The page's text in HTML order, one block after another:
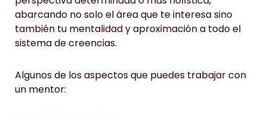
abarcando no solo el área que te interesa sino
también tu mentalidad y aproximación a todo el
sistema de creencias.
Algunos de los aspectos que puedes trabajar con
un mentor: